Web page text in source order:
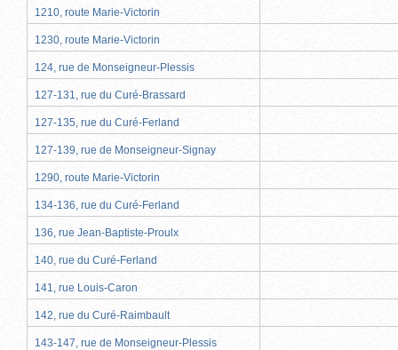
1210, route Marie-Victorin
1230, route Marie-Victorin
124, rue de Monseigneur-Plessis
127-131, rue du Curé-Brassard
127-135, rue du Curé-Ferland
127-139, rue de Monseigneur-Signay
1290, route Marie-Victorin
134-136, rue du Curé-Ferland
136, rue Jean-Baptiste-Proulx
140, rue du Curé-Ferland
141, rue Louis-Caron
142, rue du Curé-Raimbault
143-147, rue de Monseigneur-Plessis